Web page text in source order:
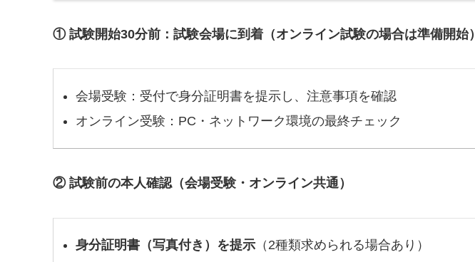
① 試験開始30分前：試験会場に到着（オンライン試験の場合は準備開始）
会場受験：受付で身分証明書を提示し、注意事項を確認
オンライン受験：PC・ネットワーク環境の最終チェック
② 試験前の本人確認（会場受験・オンライン共通）
身分証明書（写真付き）を提示（2種類求められる場合あり）